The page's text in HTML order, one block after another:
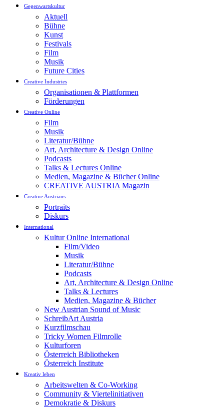
Gegenwartskultur
Aktuell
Bühne
Kunst
Festivals
Film
Musik
Future Cities
Creative Industries
Organisationen & Plattformen
Förderungen
Creative Online
Film
Musik
Literatur/Bühne
Art, Architecture & Design Online
Podcasts
Talks & Lectures Online
Medien, Magazine & Bücher Online
CREATIVE AUSTRIA Magazin
Creative Austrians
Portraits
Diskurs
International
Kultur Online International
Film/Video
Musik
Literatur/Bühne
Podcasts
Art, Architecture & Design Online
Talks & Lectures
Medien, Magazine & Bücher
New Austrian Sound of Music
SchreibArt Austria
Kurzfilmschau
Tricky Women Filmrolle
Kulturforen
Österreich Bibliotheken
Österreich Institute
Kreativ leben
Arbeitswelten & Co-Working
Community & Viertelinitiativen
Demokratie & Diskurs